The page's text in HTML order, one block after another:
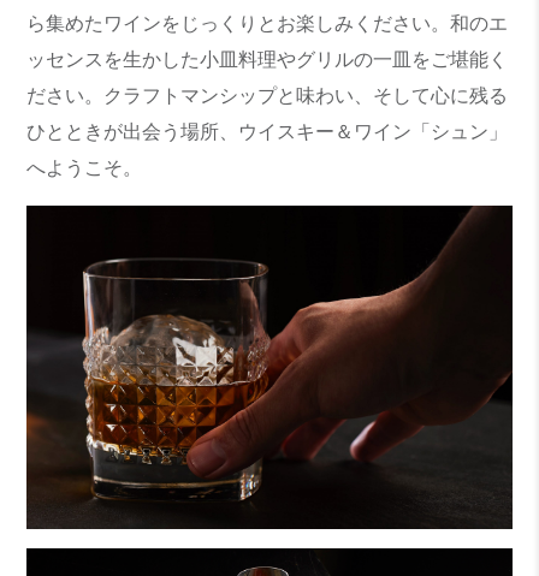
ら集めたワインをじっくりとお楽しみください。和のエ
ッセンスを生かした小皿料理やグリルの一皿をご堪能く
ださい。クラフトマンシップと味わい、そして心に残る
ひとときが出会う場所、ウイスキー＆ワイン「シュン」
へようこそ。